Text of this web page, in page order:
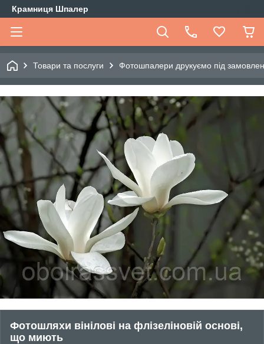
Крамниця Шпалер
Товари та послуги Фотошпалери друкуємо під
Фотошляхи вінілові на флізеліновій основі,
що миють